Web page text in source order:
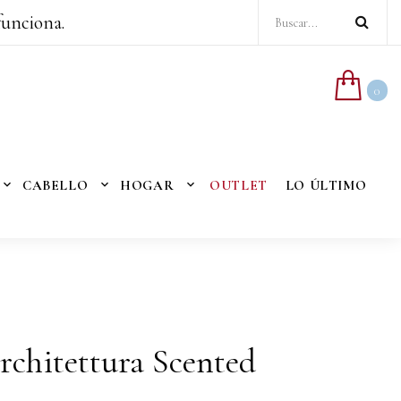
0
CABELLO HOGAR OUTLET
LO ÚLTIMO
Scented